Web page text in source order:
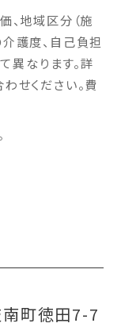
、地域区分（施
護度、自己負担
異なります。詳
せください。費
町徳田7-7